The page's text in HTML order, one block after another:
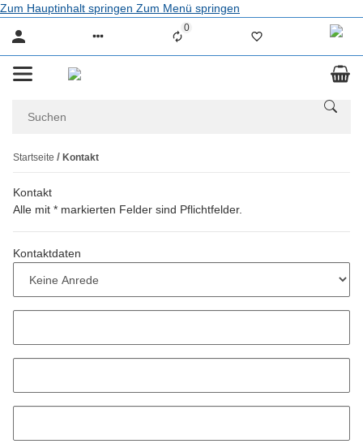
Zum Hauptinhalt springen Zum Menü springen
0Liste ist leer
Startseite Kontakt
Kontakt
Alle mit * markierten Felder sind Pflichtfelder.
Kontaktdaten